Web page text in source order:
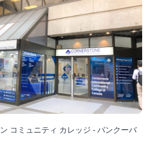
コミュニティ カレッジ - バンクーバ